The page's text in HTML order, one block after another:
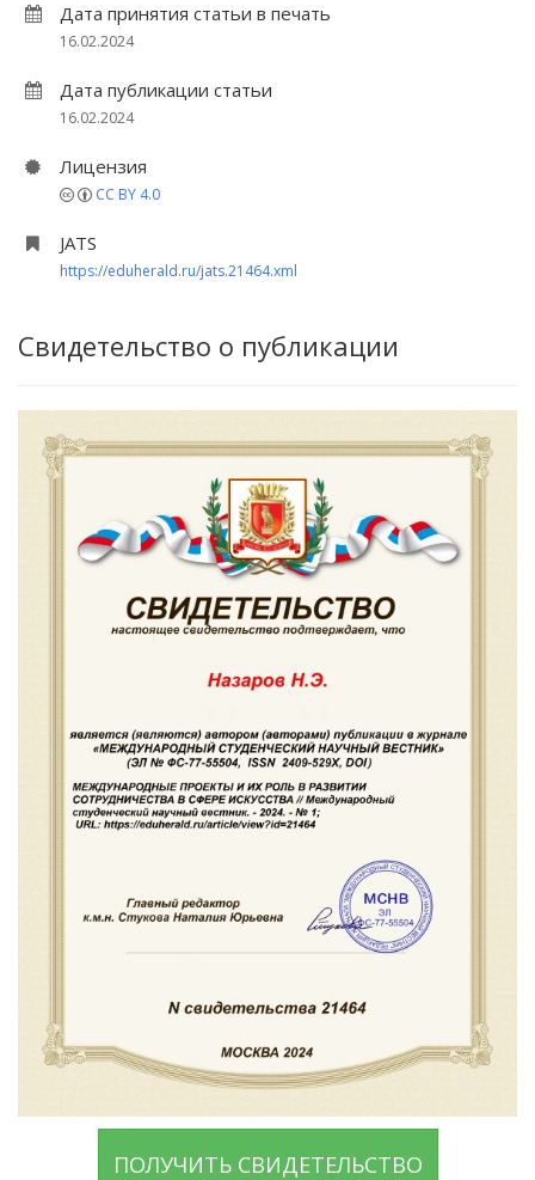
Дата принятия статьи в печать
16.02.2024
Дата публикации статьи
16.02.2024
Лицензия
CC BY 4.0
JATS
https://eduherald.ru/jats.21464.xml
Свидетельство о публикации
ПОЛУЧИТЬ СВИДЕТЕЛЬСТВО